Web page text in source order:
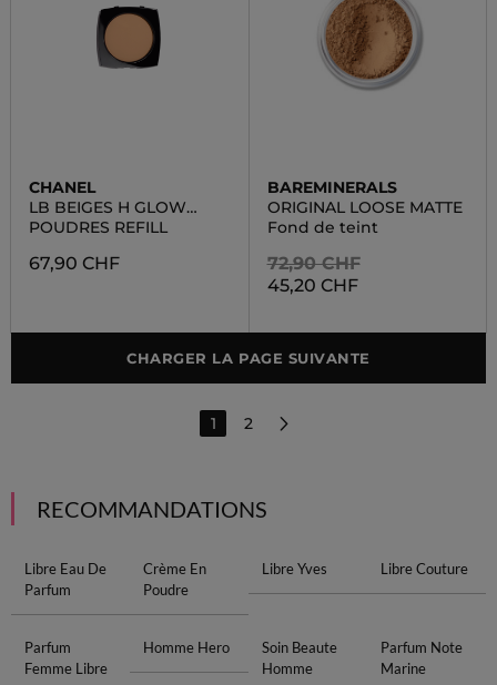
CHANEL
LB BEIGES H GLOW
SHEER POWDER
POUDRES REFILL
67,90 CHF
BAREMINERALS
ORIGINAL LOOSE MATTE
Fond de teint
72,90 CHF
45,20 CHF
CHARGER LA PAGE SUIVANTE
1 2
RECOMMANDATIONS
Libre Eau De
Parfum
Crème En
Poudre
Libre Yves Libre Couture
Parfum
Femme Libre
Homme Hero
Soin Beaute
Homme
Parfum Note
Marine